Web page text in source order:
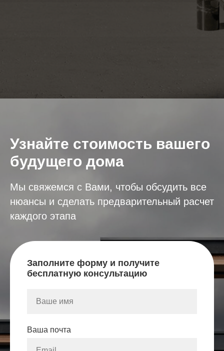
Узнайте стоимость вашего
будущего дома
Мы свяжемся с Вами, чтобы обсудить все
нюансы и сделать предварительный расчет
каждого этапа
Заполните форму и получите
бесплатную консультацию
Ваша почта